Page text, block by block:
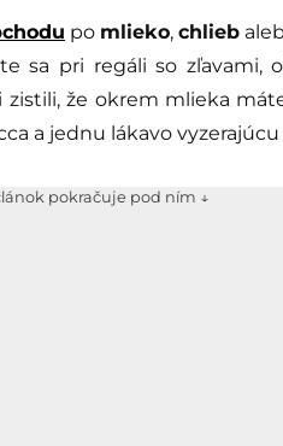
po mlieko,chlieb
sa pri regáli so zľavami,
že okrem mlieka
a jednu lákavo
pokračuje pod ním ↓